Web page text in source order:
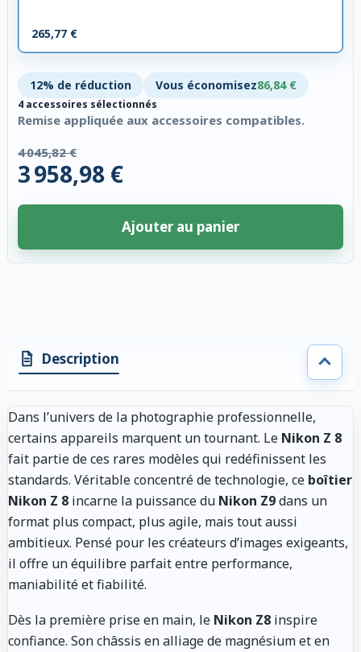
265,77 €
12% de réduction Vous économisez86,84 €
4 accessoires sélectionnés
Remise appliquée aux accessoires compatibles.
4 045,82 €
3 958,98 €
Ajouter au panier
Description
Dans l’univers de la photographie professionnelle,
certains appareils marquent un tournant. Le Nikon Z 8
fait partie de ces rares modèles qui redéfinissent les
standards. Véritable concentré de technologie, ce boîtier
Nikon Z 8 incarne la puissance du Nikon Z9dans un
format plus compact, plus agile, mais tout aussi
ambitieux. Pensé pour les créateurs d’images exigeants,
il offre un équilibre parfait entre performance,
maniabilité et fiabilité.
Dès la première prise en main, le Nikon Z8 inspire
confiance. Son châssis en alliage de magnésium et en